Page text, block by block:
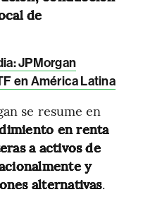
de
JPMorgan
en América Latina
se resume en
en renta
a activos de
y
alternativas.